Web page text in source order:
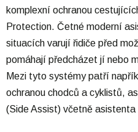
komplexní ochranou
Protection. Četné moderní
situacích varují řidiče před
pomáhají předcházet jí nebo
Mezi tyto systémy patří
ochranou chodců a cyklistů,
(Side Assist) včetně